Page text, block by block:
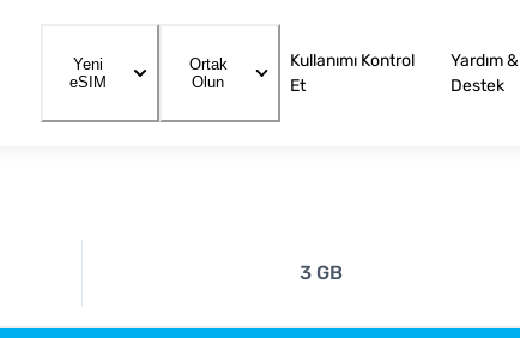
Yeni
eSIM
Ortak
Olun
Kullanımı Kontrol
Et
Yardım &
Destek
3 GB